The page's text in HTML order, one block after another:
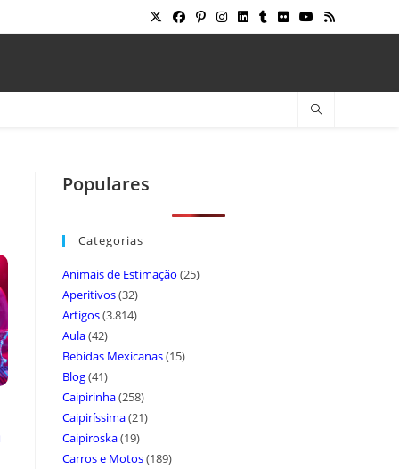
Populares
Categorias
Animais de Estimação (25)
Aperitivos(32)
Artigos(3.814)
Aula(42)
Bebidas Mexicanas(15)
Blog(41)
Caipirinha(258)
Caipiríssima(21)
Caipiroska(19)
Carros e Motos(189)